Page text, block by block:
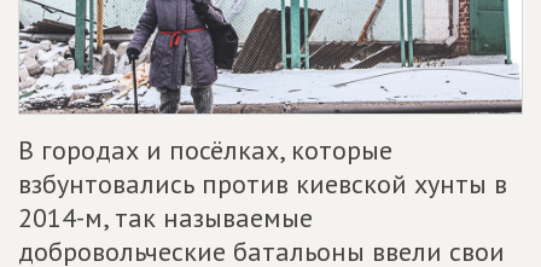
В городах и посёлках, которые
взбунтовались против киевской хунты в
2014-м, так называемые
добровольческие батальоны ввели свои